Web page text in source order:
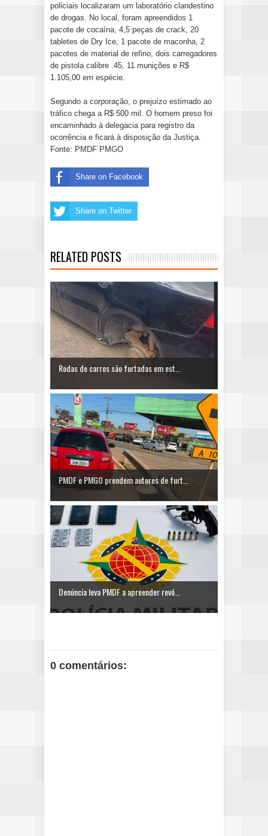
policiais localizaram um laboratório clandestino
de drogas. No local, foram apreendidos 1
pacote de cocaína, 4,5 peças de crack, 20
tabletes de Dry Ice, 1 pacote de maconha, 2
pacotes de material de refino, dois carregadores
de pistola calibre .45, 11 munições e R$
1.105,00 em espécie.
Segundo a corporação, o prejuízo estimado ao
tráfico chega a R$ 500 mil. O homem preso foi
encaminhado à delegacia para registro da
ocorrência e ficará à disposição da Justiça.
Fonte: PMDF PMGO
Share on Facebook
Share on Twitter
RELATED POSTS
Rodas de carros são furtadas em est...
PMDF e PMGO prendem autores de furt...
Denúncia leva PMDF a apreender revó...
0 comentários: